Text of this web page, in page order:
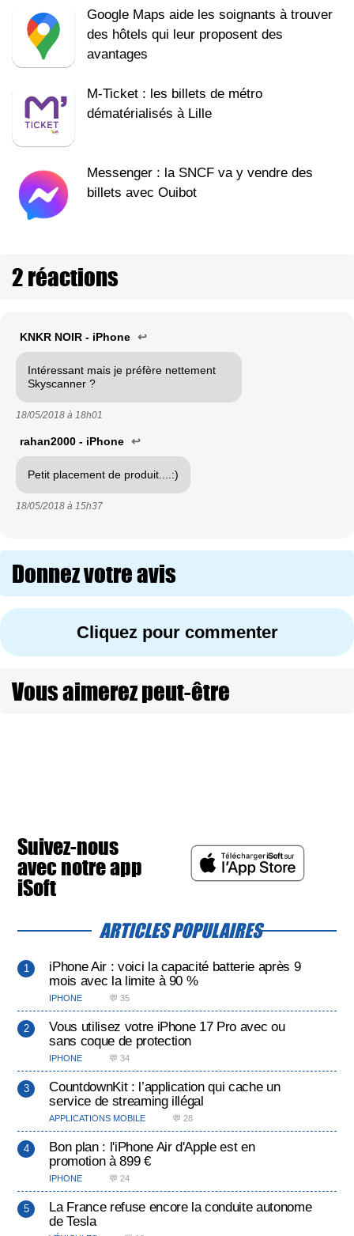
Google Maps aide les soignants à trouver
des hôtels qui leur proposent des
avantages
M-Ticket : les billets de métro
dématérialisés à Lille
Messenger : la SNCF va y vendre des
billets avec Ouibot
2 réactions
KNKR NOIR - iPhone ↩
Intéressant mais je préfère nettement
Skyscanner ?
18/05/2018 à 18h01
rahan2000 - iPhone ↩
Petit placement de produit....:)
18/05/2018 à 15h37
Donnez votre avis
Cliquez pour commenter
Vous aimerez peut-être
Suivez-nous
avec notre app
iSoft
ARTICLES POPULAIRES
iPhone Air : voici la capacité batterie après 9
mois avec la limite à 90 %
IPHONE 💬 35
Vous utilisez votre iPhone 17 Pro avec ou
sans coque de protection
IPHONE 💬 34
CountdownKit : l’application qui cache un
service de streaming illégal
APPLICATIONS MOBILE 💬 28
Bon plan : l'iPhone Air d'Apple est en
promotion à 899 €
IPHONE 💬 24
La France refuse encore la conduite autonome
de Tesla